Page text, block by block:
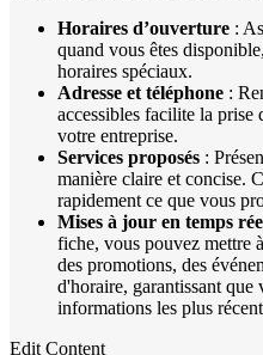
Horaires d’ouverture :
quand vous êtes
horaires spéciaux.
Adresse et téléphone :
accessibles facilite la prise
votre entreprise.
Services proposés :
manière claire et concise.
rapidement ce que vous
Mises à jour en temps
fiche, vous pouvez mettre
des promotions, des
d'horaire, garantissant que
informations les plus
Edit Content